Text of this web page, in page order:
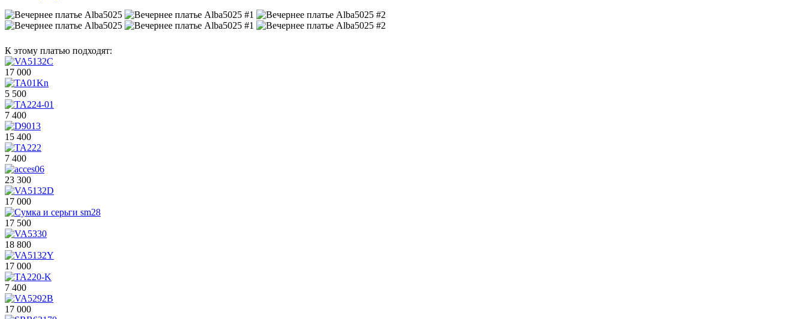
К этому платью подходят:
17 000
5 500
7 400
15 400
7 400
23 300
17 000
17 500
18 800
17 000
7 400
17 000